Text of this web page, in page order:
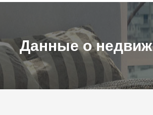
Данные о